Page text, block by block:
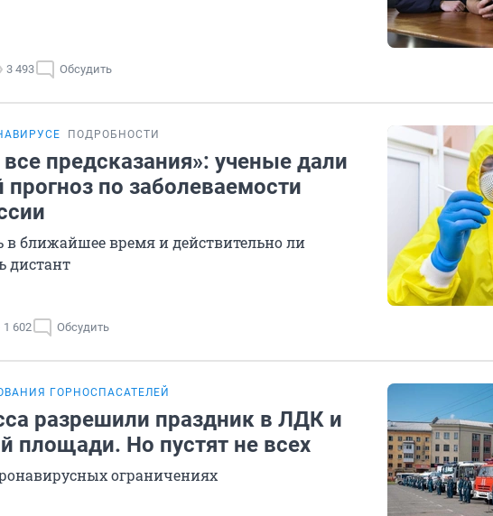
3 493 Обсудить
ПОДРОБНОСТИ
предсказания»: ученые дали
по заболеваемости
ближайшее время и действительно ли
дистант
1 602 Обсудить
ГОРНОСПАСАТЕЛЕЙ
разрешили праздник в ЛДК и
площади. Но пустят не всех
ограничениях